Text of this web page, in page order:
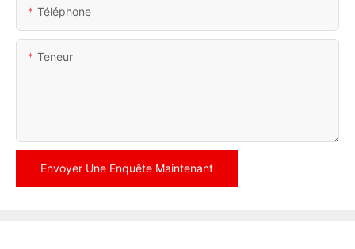
Téléphone
Teneur
Envoyer Une Enquête Maintenant